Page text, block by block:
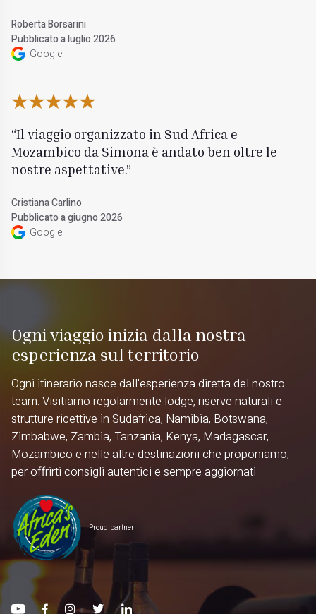
Roberta Borsarini
Pubblicato a luglio 2026
Google
Il viaggio organizzato in Sud Africa e
Mozambico da Simona è andato ben oltre le
nostre aspettative.
Cristiana Carlino
Pubblicato a giugno 2026
Google
Ogni viaggio inizia dalla nostra
esperienza sul territorio
Ogni itinerario nasce dall'esperienza diretta del nostro
team. Visitiamo regolarmente lodge, riserve naturali e
strutture ricettive in Sudafrica, Namibia, Botswana,
Zimbabwe, Zambia, Tanzania, Kenya, Madagascar,
Mozambico e nelle altre destinazioni che proponiamo,
per offrirti consigli autentici e sempre aggiornati.
Proud partner